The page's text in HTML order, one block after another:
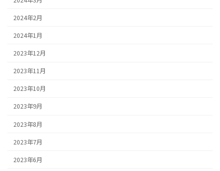
2024年2月
2024年1月
2023年12月
2023年11月
2023年10月
2023年9月
2023年8月
2023年7月
2023年6月